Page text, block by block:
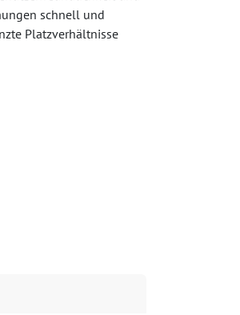
schnell und
Platzverhältnisse